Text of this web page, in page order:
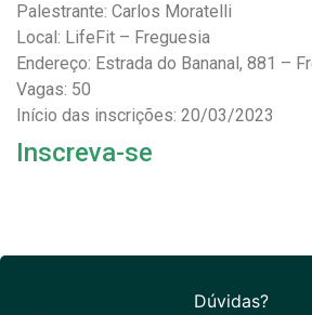
Palestrante: Carlos Moratelli
Local: LifeFit – Freguesia
Endereço: Estrada do Bananal, 881 –
Vagas: 50
Início das inscrições: 20/03/2023
Inscreva-se
Dúvidas?